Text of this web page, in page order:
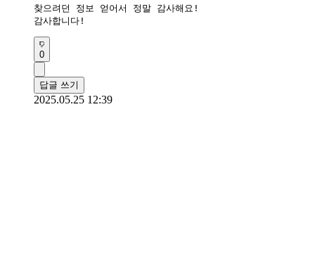
찾으려던 정보 얻어서 정말 감사해요!
0
답글 쓰기
2025.05.25 12:39